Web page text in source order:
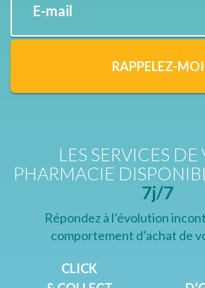
E-mail
RAPPELEZ-MOI
LES SERVICES DE
PHARMACIE
7j/7
Répondez à l’évolution
comportement d’achat de
CLICK